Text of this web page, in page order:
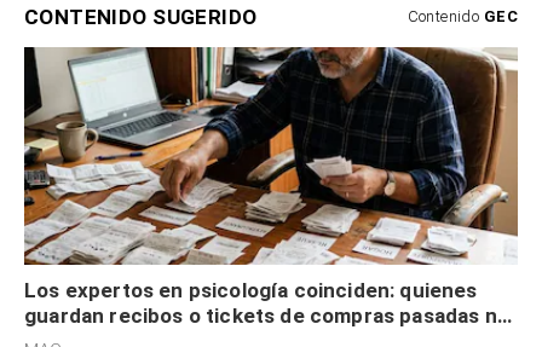
CONTENIDO SUGERIDO Contenido GEC
Los expertos en psicología coinciden: quienes
guardan recibos o tickets de compras pasadas no
son acumuladores, sino que tienen necesidad de